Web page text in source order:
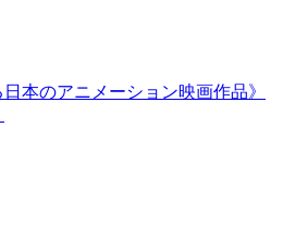
日本のアニメーション映画作品》